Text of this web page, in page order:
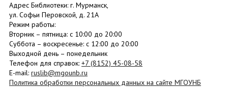
Адрес Библиотеки: г. Мурманск,
ул. Софьи Перовской, д. 21А
Режим работы:
Вторник – пятница: с 10:00 до 20:00
Суббота – воскресенье: c 12:00 до 20:00
Выходной день – понедельник
Телефон для справок: +7 (8152) 45-08-58
E-mail: ruslib@mgounb.ru
Политика обработки персональных данных на сайте МГОУНБ